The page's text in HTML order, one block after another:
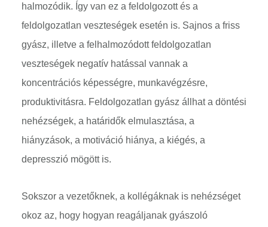
halmozódik. Így van ez a feldolgozott és a
feldolgozatlan veszteségek esetén is. Sajnos a friss
gyász, illetve a felhalmozódott feldolgozatlan
veszteségek negatív hatással vannak a
koncentrációs képességre, munkavégzésre,
produktivitásra. Feldolgozatlan gyász állhat a döntési
nehézségek, a határidők elmulasztása, a
hiányzások, a motiváció hiánya, a kiégés, a
depresszió mögött is.
Sokszor a vezetőknek, a kollégáknak is nehézséget
okoz az, hogy hogyan reagáljanak gyászoló